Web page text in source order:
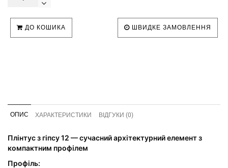
ДО КОШИКА ШВИДКЕ ЗАМОВЛЕННЯ
ОПИС ХАРАКТЕРИСТИКИ ВІДГУКИ (0)
Плінтус з гіпсу 12 — сучасний архітектурний елемент з
компактним профілем
Профіль: